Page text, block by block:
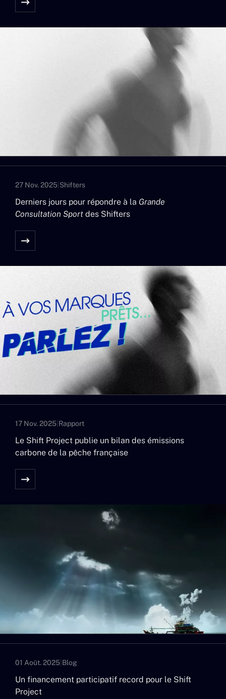
27 Nov. 2025 Shifters
Derniers jours pour répondre à la Grande
Consultation Sport des Shifters
17 Nov. 2025 Rapport
Le Shift Project publie un bilan des émissions
carbone de la pêche française
01 Août. 2025 Blog
Un financement participatif record pour le Shift
Project